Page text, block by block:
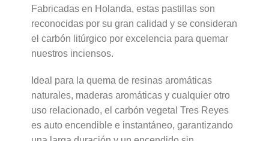
Fabricadas en Holanda, estas pastillas son
reconocidas por su gran calidad y se consideran
el carbón litúrgico por excelencia para quemar
nuestros inciensos.
Ideal para la quema de resinas aromáticas
naturales, maderas aromáticas y cualquier otro
uso relacionado, el carbón vegetal Tres Reyes
es auto encendible e instantáneo, garantizando